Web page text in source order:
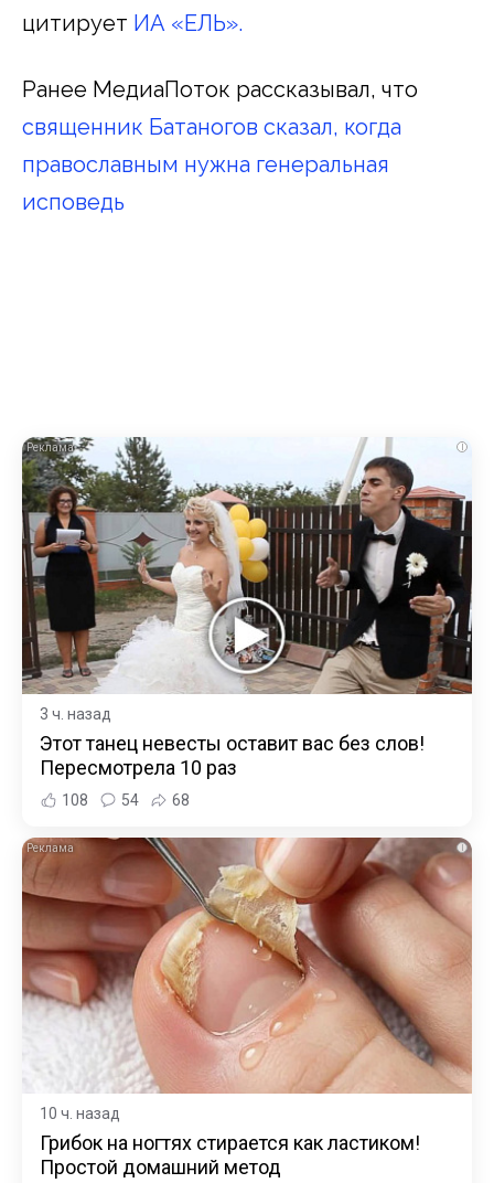
цитирует ИА «ЕЛЬ».
Ранее МедиаПоток рассказывал, что
священник Батаногов сказал, когда
православным нужна генеральная
исповедь
i
3 ч. назад
Этот танец невесты оставит вас без слов!
Пересмотрела 10 раз
108 54 68
i
10 ч. назад
Грибок на ногтях стирается как ластиком!
Простой домашний метод